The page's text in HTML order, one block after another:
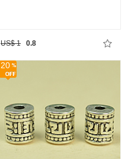
US$ 1 0.8
20